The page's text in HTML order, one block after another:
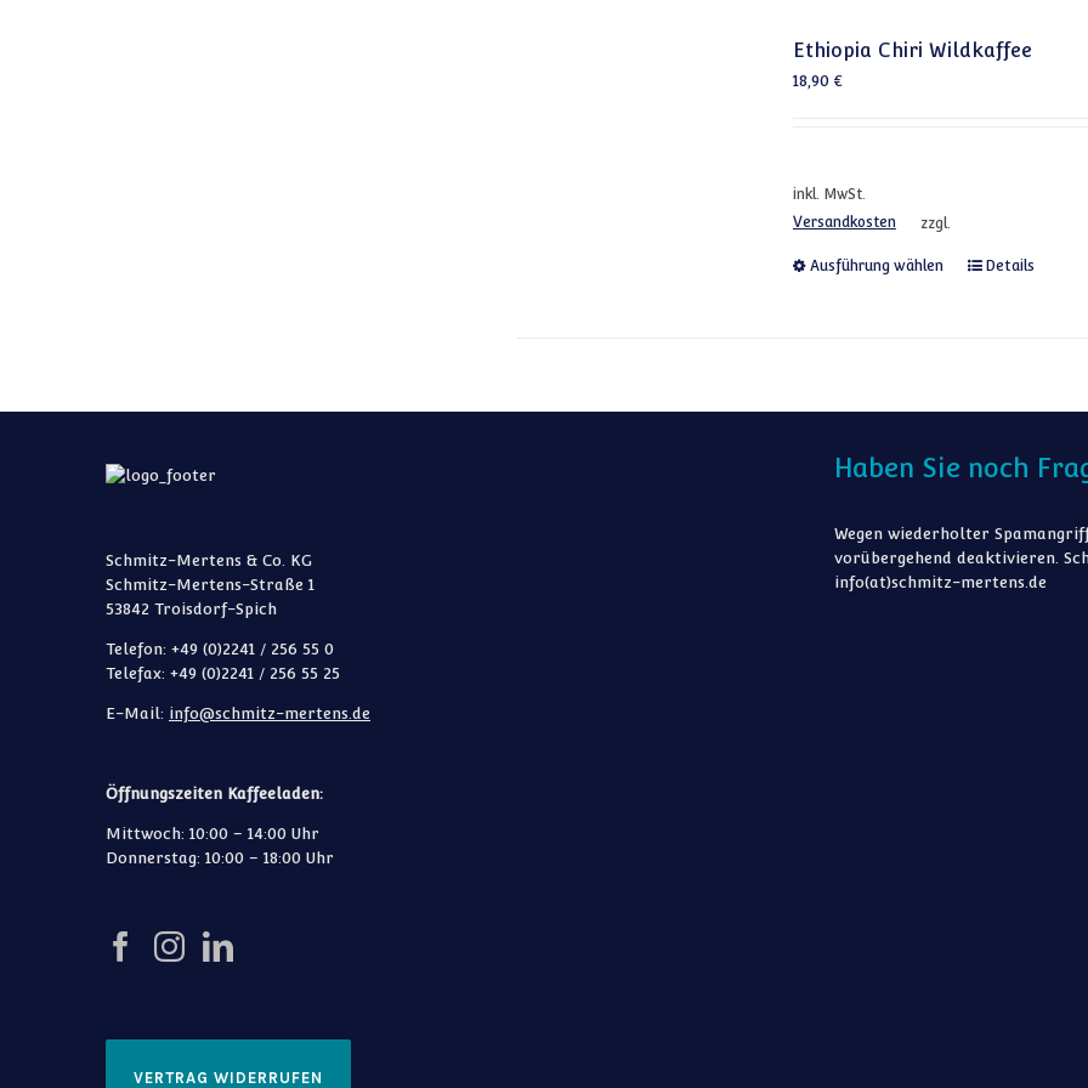
Ethiopia Chiri Wildkaffee
18,90 €
inkl. MwSt.
zzgl.
Versandkosten
Ausführung wählen Dieses
Details
Schmitz-Mertens & Co. KG
Schmitz-Mertens-Straße 1
53842 Troisdorf-Spich
Telefon: +49 (0)2241 / 256 55 0
Telefax: +49 (0)2241 / 256 55 25
E-Mail: info@schmitz-mertens.de
Öffnungszeiten Kaffeeladen:
Mittwoch: 10:00 – 14:00 Uhr
Donnerstag: 10:00 – 18:00 Uhr
VERTRAG WIDERRUFEN
Haben Sie noch
Wegen wiederholter
vorübergehend deaktivieren.
info(at)schmitz-mertens.de